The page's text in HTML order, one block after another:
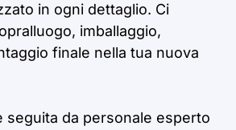
in ogni dettaglio. Ci
imballaggio,
finale nella tua nuova
seguita da personale esperto